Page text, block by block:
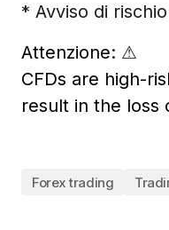
* Avviso di
Attenzione: ⚠
CFDs are high-
result in the loss
Forex trading